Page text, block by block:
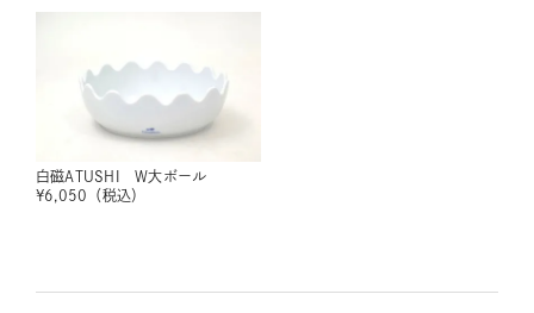
白磁ATUSHI W大ボール
¥6,050 （税込）